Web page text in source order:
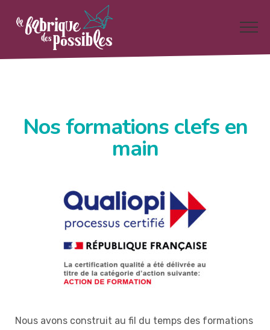
Nos formations clefs en
main
Nous avons construit au fil du temps des formations